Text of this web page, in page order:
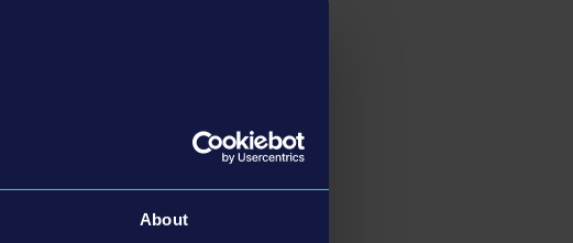
About